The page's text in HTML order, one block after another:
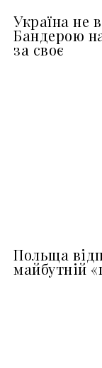
Україна не
Бандерою
за своє
Польща
майбутній